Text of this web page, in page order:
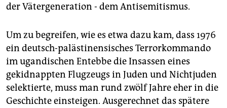
der Vätergeneration - dem Antisemitismus.
Um zu begreifen, wie es etwa dazu kam, dass 1976
ein deutsch-palästinensisches Terrorkommando
im ugandischen Entebbe die Insassen eines
gekidnappten Flugzeugs in Juden und Nichtjuden
selektierte, muss man rund zwölf Jahre eher in die
Geschichte einsteigen. Ausgerechnet das spätere